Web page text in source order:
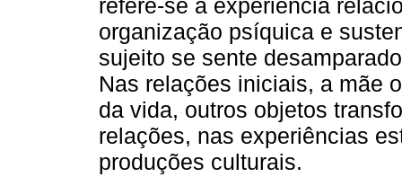
refere-se à experiência
organização psíquica e
sujeito se sente
Nas relações iniciais, a mãe
da vida, outros objetos
relações, nas experiências
produções culturais.